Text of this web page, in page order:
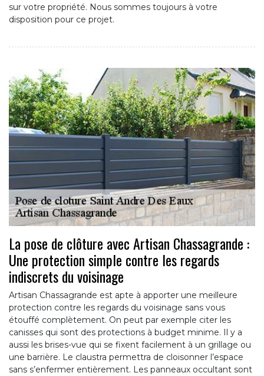
sur votre propriété. Nous sommes toujours à votre
disposition pour ce projet.
La pose de clôture avec Artisan Chassagrande :
Une protection simple contre les regards
indiscrets du voisinage
Artisan Chassagrande est apte à apporter une meilleure
protection contre les regards du voisinage sans vous
étouffé complètement. On peut par exemple citer les
canisses qui sont des protections à budget minime. Il y a
aussi les brises-vue qui se fixent facilement à un grillage ou
une barrière. Le claustra permettra de cloisonner l’espace
sans s’enfermer entièrement. Les panneaux occultant sont